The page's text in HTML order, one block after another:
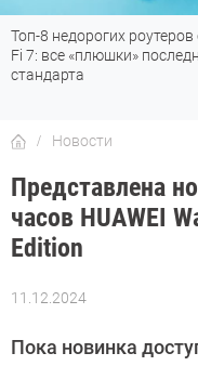
Топ-8 недорогих роутеров
Fi 7: все «плюшки»
стандарта
Новости
Представлена
часов HUAWEI
Edition
11.12.2024
Автор:
Довлатова
Пока новинка